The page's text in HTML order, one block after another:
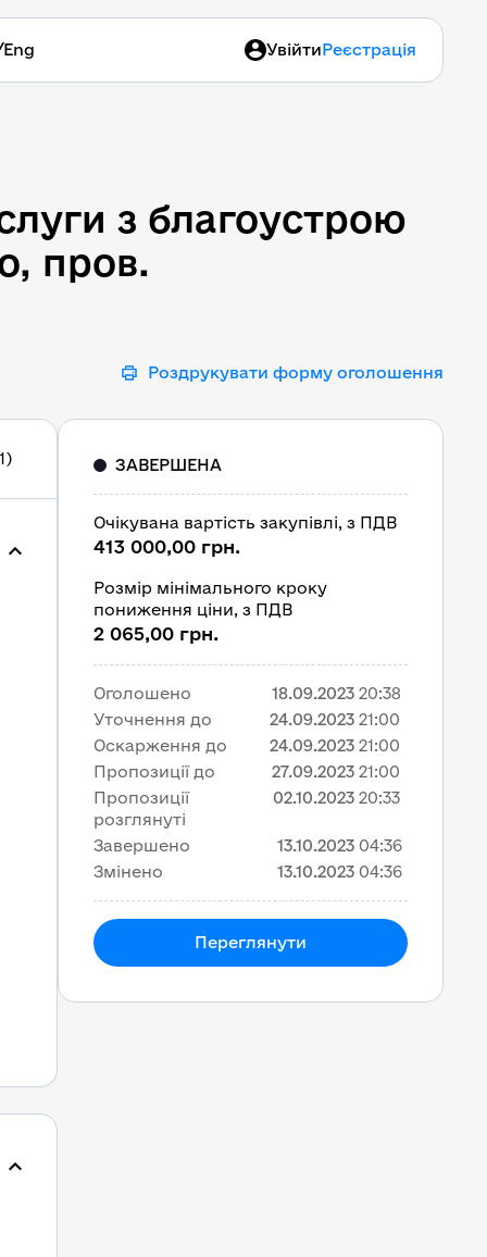
Eng УвійтиРеєстрація
з благоустрою
пров.
Роздрукувати форму оголошення
ЗАВЕРШЕНА
Очікувана вартість закупівлі, з ПДВ
413 000,00 грн.
Розмір мінімального кроку
пониження ціни, з ПДВ
2 065,00 грн.
Оголошено 18.09.2023 20:38
Уточнення до
24.09.2023 21:00
Оскарження до
24.09.2023 21:00
Пропозиції до
27.09.2023 21:00
Пропозиції
розглянуті
02.10.2023 20:33
Завершено 13.10.2023 04:36
Змінено
13.10.2023 04:36
Переглянути